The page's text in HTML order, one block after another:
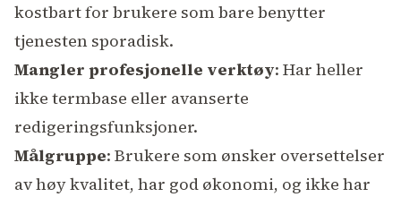
kostbart for brukere som bare benytter
tjenesten sporadisk.
Mangler profesjonelle verktøy: Har heller
ikke termbase eller avanserte
redigeringsfunksjoner.
Målgruppe: Brukere som ønsker oversettelser
av høy kvalitet, har god økonomi, og ikke har